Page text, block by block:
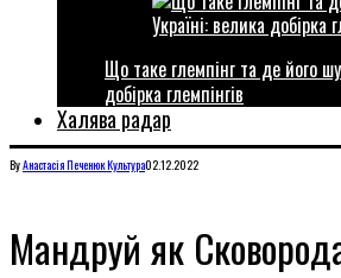
Що таке глемпінг та де його
добірка глемпінгів
Халява радар
ByАнастасія ПеченюкКультура02.12.2022
Мандруй як